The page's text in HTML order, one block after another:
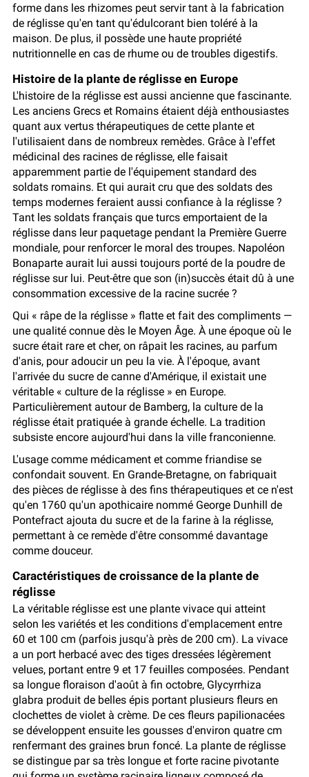
forme dans les rhizomes peut servir tant à la fabrication
de réglisse qu'en tant qu'édulcorant bien toléré à la
maison. De plus, il possède une haute propriété
nutritionnelle en cas de rhume ou de troubles digestifs.
Histoire de la plante de réglisse en Europe
L'histoire de la réglisse est aussi ancienne que fascinante.
Les anciens Grecs et Romains étaient déjà enthousiastes
quant aux vertus thérapeutiques de cette plante et
l'utilisaient dans de nombreux remèdes. Grâce à l'effet
médicinal des racines de réglisse, elle faisait
apparemment partie de l'équipement standard des
soldats romains. Et qui aurait cru que des soldats des
temps modernes feraient aussi confiance à la réglisse ?
Tant les soldats français que turcs emportaient de la
réglisse dans leur paquetage pendant la Première Guerre
mondiale, pour renforcer le moral des troupes. Napoléon
Bonaparte aurait lui aussi toujours porté de la poudre de
réglisse sur lui. Peut-être que son (in)succès était dû à une
consommation excessive de la racine sucrée ?
Qui « râpe de la réglisse » flatte et fait des compliments —
une qualité connue dès le Moyen Âge. À une époque où le
sucre était rare et cher, on râpait les racines, au parfum
d'anis, pour adoucir un peu la vie. À l'époque, avant
l'arrivée du sucre de canne d'Amérique, il existait une
véritable « culture de la réglisse » en Europe.
Particulièrement autour de Bamberg, la culture de la
réglisse était pratiquée à grande échelle. La tradition
subsiste encore aujourd'hui dans la ville franconienne.
L'usage comme médicament et comme friandise se
confondait souvent. En Grande-Bretagne, on fabriquait
des pièces de réglisse à des fins thérapeutiques et ce n'est
qu'en 1760 qu'un apothicaire nommé George Dunhill de
Pontefract ajouta du sucre et de la farine à la réglisse,
permettant à ce remède d'être consommé davantage
comme douceur.
Caractéristiques de croissance de la plante de
réglisse
La véritable réglisse est une plante vivace qui atteint
selon les variétés et les conditions d'emplacement entre
60 et 100 cm (parfois jusqu'à près de 200 cm). La vivace
a un port herbacé avec des tiges dressées légèrement
velues, portant entre 9 et 17 feuilles composées. Pendant
sa longue floraison d'août à fin octobre, Glycyrrhiza
glabra produit de belles épis portant plusieurs fleurs en
clochettes de violet à crème. De ces fleurs papilionacées
se développent ensuite les gousses d'environ quatre cm
renfermant des graines brun foncé. La plante de réglisse
se distingue par sa très longue et forte racine pivotante